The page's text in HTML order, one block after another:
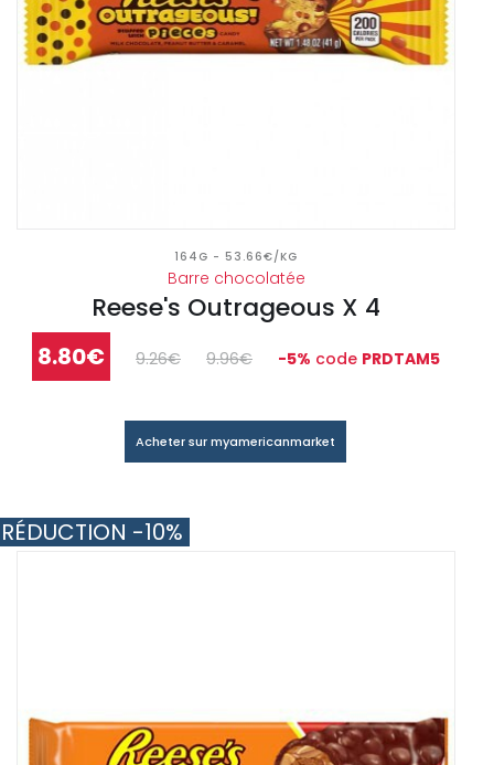
164G - 53.66€/KG
Barre chocolatée
Reese's Outrageous X 4
8.80€ 9.26€ 9.96€ -5% code PRDTAM5
Acheter sur myamericanmarket
RÉDUCTION -10%